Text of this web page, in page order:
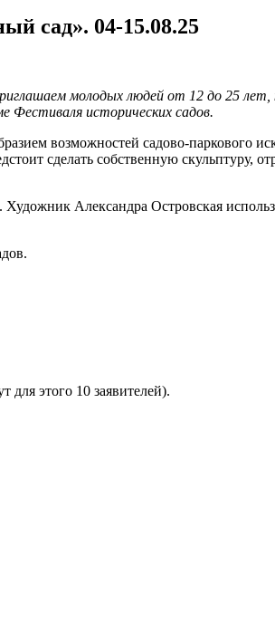
сад». 04-15.08.25
молодых людей от 12 до 25 лет,
исторических садов.
возможностей садово-паркового
сделать собственную скульптуру,
Александра Островская
для этого 10 заявителей).